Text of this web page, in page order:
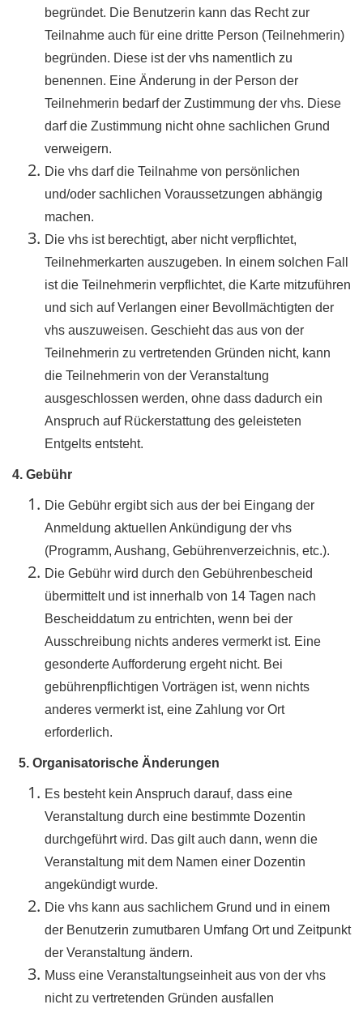
begründet. Die Benutzerin kann das Recht zur
Teilnahme auch für eine dritte Person (Teilnehmerin)
begründen. Diese ist der vhs namentlich zu
benennen. Eine Änderung in der Person der
Teilnehmerin bedarf der Zustimmung der vhs. Diese
darf die Zustimmung nicht ohne sachlichen Grund
verweigern.
Die vhs darf die Teilnahme von persönlichen
und/oder sachlichen Voraussetzungen abhängig
machen.
Die vhs ist berechtigt, aber nicht verpflichtet,
Teilnehmerkarten auszugeben. In einem solchen Fall
ist die Teilnehmerin verpflichtet, die Karte mitzuführen
und sich auf Verlangen einer Bevollmächtigten der
vhs auszuweisen. Geschieht das aus von der
Teilnehmerin zu vertretenden Gründen nicht, kann
die Teilnehmerin von der Veranstaltung
ausgeschlossen werden, ohne dass dadurch ein
Anspruch auf Rückerstattung des geleisteten
Entgelts entsteht.
4. Gebühr
Die Gebühr ergibt sich aus der bei Eingang der
Anmeldung aktuellen Ankündigung der vhs
(Programm, Aushang, Gebührenverzeichnis, etc.).
Die Gebühr wird durch den Gebührenbescheid
übermittelt und ist innerhalb von 14 Tagen nach
Bescheiddatum zu entrichten, wenn bei der
Ausschreibung nichts anderes vermerkt ist. Eine
gesonderte Aufforderung ergeht nicht. Bei
gebührenpflichtigen Vorträgen ist, wenn nichts
anderes vermerkt ist, eine Zahlung vor Ort
erforderlich.
5. Organisatorische Änderungen
Es besteht kein Anspruch darauf, dass eine
Veranstaltung durch eine bestimmte Dozentin
durchgeführt wird. Das gilt auch dann, wenn die
Veranstaltung mit dem Namen einer Dozentin
angekündigt wurde.
Die vhs kann aus sachlichem Grund und in einem
der Benutzerin zumutbaren Umfang Ort und Zeitpunkt
der Veranstaltung ändern.
Muss eine Veranstaltungseinheit aus von der vhs
nicht zu vertretenden Gründen ausfallen